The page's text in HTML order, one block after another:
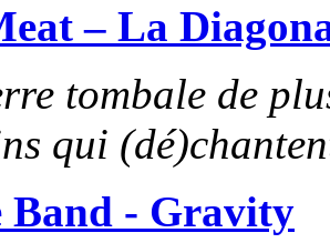
– La
tombale de
qui
Band - Gravity